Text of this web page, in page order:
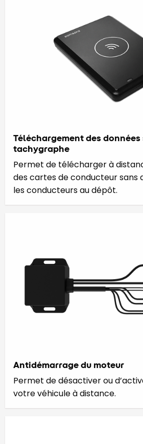
Téléchargement des
tachygraphe
Permet de télécharger à
des cartes de conducteur sans
les conducteurs au dépôt.
Antidémarrage du moteur
Permet de désactiver ou
votre véhicule à distance.